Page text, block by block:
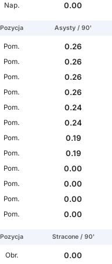
Nap. 0.00
Pozycja Asysty / 90'
Pom.
0.26
Pom.
0.26
Pom.
0.26
Pom.
0.26
Pom.
0.24
Pom.
0.24
Pom.
0.19
Pom.
0.19
Pom.
0.00
Pom.
0.00
Pom.
0.00
Pom. 0.00
Pozycja Stracone / 90'
Obr.
0.00